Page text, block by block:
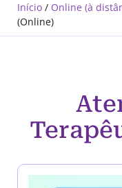
Início / Online (à
(Online)